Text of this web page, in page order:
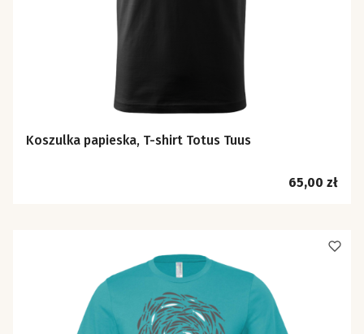
Koszulka papieska, T-shirt Totus Tuus
Cena
65,00 zł